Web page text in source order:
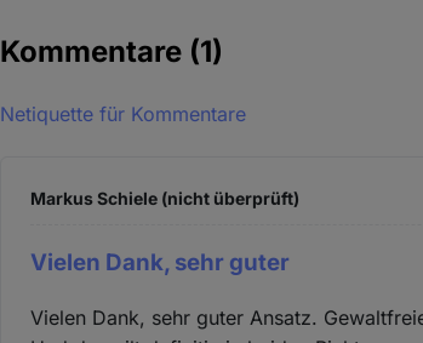
Kommentare (1)
Netiquette für Kommentare
Markus Schiele (nicht überprüft)
Vielen Dank, sehr guter
Vielen Dank, sehr guter Ansatz.